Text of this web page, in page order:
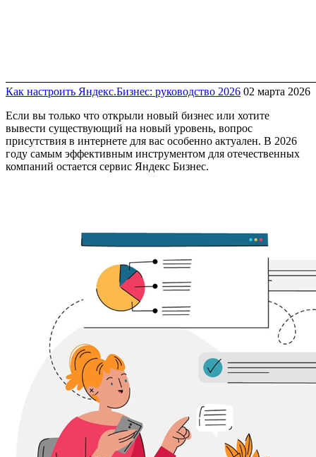
Как настроить Яндекс.Бизнес: руководство 2026 02 марта 2026
Если вы только что открыли новый бизнес или хотите
вывести существующий на новый уровень, вопрос
присутствия в интернете для вас особенно актуален. В 2026
году самым эффективным инструментом для отечественных
компаний остается сервис Яндекс Бизнес.